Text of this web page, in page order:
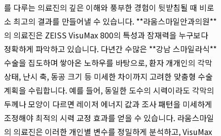
를 다루는 의료진의 깊은 이해와 풍부한 경험이 뒷받침될 때 비로
소 최고의 결과를 만들어낼 수 있습니다. **라움스마일안과의원**
의 의료진은 ZEISS VisuMax 800의 특성과 잠재력을 누구보다
정확하게 파악하고 있습니다. 다년간 수많은 **강남 스마일라식**
수술을 집도하며 쌓아온 노하우를 바탕으로, 환자 개개인의 각막
상태, 난시 축, 동공 크기 등 미세한 차이까지 고려한 맞춤형 수술
계획을 수립합니다. 예를 들어, 동일한 도수의 시력이라도 각막의
두께나 모양이 다르면 레이저 에너지 값과 조사 패턴을 미세하게
조정해야 최적의 시력 교정 효과를 얻을 수 있습니다. 라움스마일
의 의료진은 이러한 개인별 변수를 정밀하게 분석하고, VisuMax